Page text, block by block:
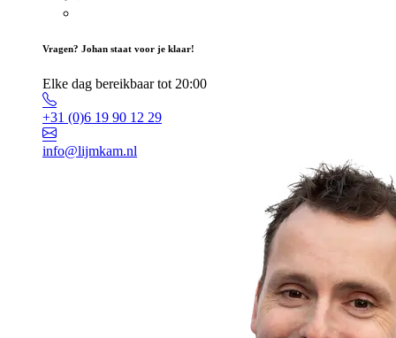
Vragen? Johan staat voor je klaar!
Elke dag bereikbaar tot 20:00
+31 (0)6 19 90 12 29
info@lijmkam.nl